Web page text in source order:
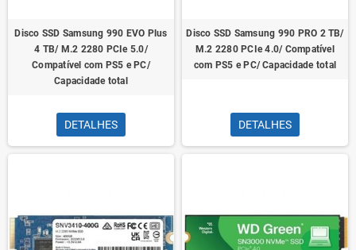
Disco SSD Samsung 990 EVO Plus
4 TB/ M.2 2280 PCIe 5.0/
Compatível com PS5 e PC/
Capacidade total
DETALHES
Disco SSD Samsung 990 PRO 2 TB/
M.2 2280 PCIe 4.0/ Compatível
com PS5 e PC/ Capacidade total
DETALHES